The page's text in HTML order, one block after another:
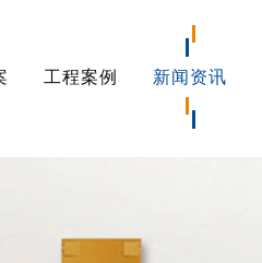
工程案例 新闻资讯